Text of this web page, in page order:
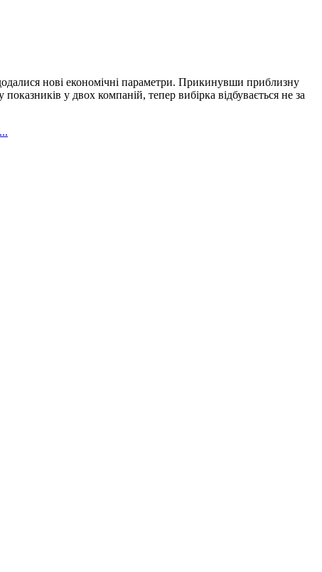
нові економічні параметри. Прикинувши приблизну
у двох компаній, тепер вибірка відбувається не за